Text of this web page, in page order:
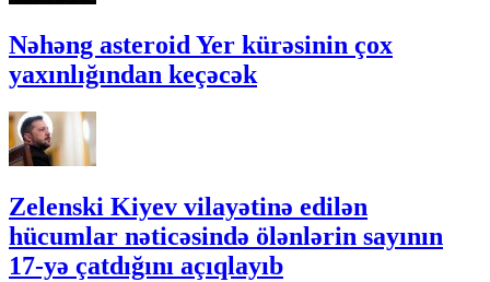
Nəhəng asteroid Yer kürəsinin çox
yaxınlığından keçəcək
Zelenski Kiyev vilayətinə edilən
hücumlar nəticəsində ölənlərin sayının
17-yə çatdığını açıqlayıb